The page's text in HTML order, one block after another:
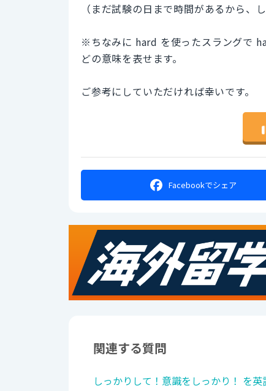
（まだ試験の日まで時間があるから、
※ちなみに hard を使ったスラングで
どの意味を表せます。
ご参考にしていただければ幸いです。
Facebookでシェア
関連する質問
しっかりして！意識をしっかり！ を